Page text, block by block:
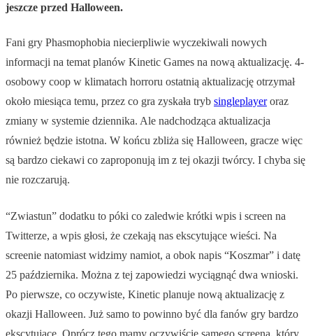
jeszcze przed Halloween.
Fani gry Phasmophobia niecierpliwie wyczekiwali nowych
informacji na temat planów Kinetic Games na nową aktualizację. 4-
osobowy coop w klimatach horroru ostatnią aktualizację otrzymał
około miesiąca temu, przez co gra zyskała tryb singleplayeroraz
zmiany w systemie dziennika. Ale nadchodząca aktualizacja
również będzie istotna. W końcu zbliża się Halloween, gracze więc
są bardzo ciekawi co zaproponują im z tej okazji twórcy. I chyba się
nie rozczarują.
“Zwiastun” dodatku to póki co zaledwie krótki wpis i screen na
Twitterze, a wpis głosi, że czekają nas ekscytujące wieści. Na
screenie natomiast widzimy namiot, a obok napis “Koszmar” i datę
25 października. Można z tej zapowiedzi wyciągnąć dwa wnioski.
Po pierwsze, co oczywiste, Kinetic planuje nową aktualizację z
okazji Halloween. Już samo to powinno być dla fanów gry bardzo
ekscytujące. Oprócz tego mamy oczywiście samego screena, który